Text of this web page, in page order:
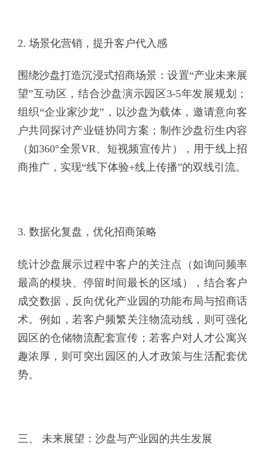
2. 场景化营销，提升客户代入感
围绕沙盘打造沉浸式招商场景：设置“产业未来展
望”互动区，结合沙盘演示园区3-5年发展规划；
组织“企业家沙龙”，以沙盘为载体，邀请意向客
户共同探讨产业链协同方案；制作沙盘衍生内容
（如360°全景VR、短视频宣传片），用于线上招
商推广，实现“线下体验+线上传播”的双线引流。
3. 数据化复盘，优化招商策略
统计沙盘展示过程中客户的关注点（如询问频率
最高的模块、停留时间最长的区域），结合客户
成交数据，反向优化产业园的功能布局与招商话
术。例如，若客户频繁关注物流动线，则可强化
园区的仓储物流配套宣传；若客户对人才公寓兴
趣浓厚，则可突出园区的人才政策与生活配套优
势。
三、 未来展望：沙盘与产业园的共生发展